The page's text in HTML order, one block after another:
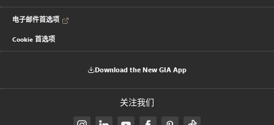
电子邮件首选项
Cookie 首选项
Download the New GIA App
关注我们